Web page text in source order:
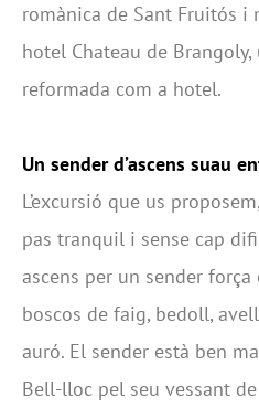
romànica de Sant Fruitós i
hotel Chateau de
reformada com a hotel.
Un sender d’ascens suau
L’excursió que us
pas tranquil i sense cap
ascens per un sender
boscos de faig, bedoll,
auró. El sender està ben
Bell-lloc pel seu vessant